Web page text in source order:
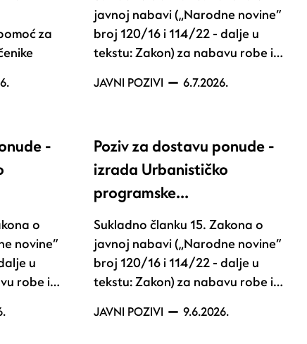
za
javnoj nabavi („Narodne novine“
broj 120/16 i 114/22 - dalje u
tekstu: Zakon) za nabavu robe i…
JAVNI POZIVI 6.7.2026.
-
o
novine“
u
robe i…
Poziv za dostavu ponude -
izrada Urbanističko
programske…
Sukladno članku 15. Zakona o
javnoj nabavi („Narodne novine“
broj 120/16 i 114/22 - dalje u
tekstu: Zakon) za nabavu robe i…
JAVNI POZIVI 9.6.2026.